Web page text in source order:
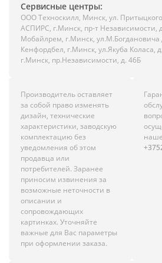
Сервисные центры:
ООО Техноскилл, Минск, ул.
АСПИРС, г.Минск, пр-т Независимости,
Мобайлрем, г.Минск,
Кенфордбел, г.Минск, ул.Якуба Коласа,
г.Минск, пр.Независимости, д. 46Б
Производитель оставляет
за собой право изменять
дизайн, технические
характеристики, заводскую
комплектацию без
уведомления об этом
продавца или
потребителей. Заранее
приносим извинения за
возможные неточности в
описании и
сопровождающих
картинках. Уточняйте
важные для Вас параметры
при оформлении заказа.